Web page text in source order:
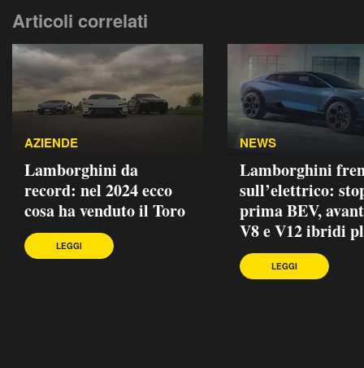
Articoli correlati
AZIENDE
Lamborghini da
record: nel 2024 ecco
cosa ha venduto il Toro
LEGGI
NEWS
Lamborghini
sull’elettrico:
prima BEV,
V8 e V12 ibridi
LEGGI